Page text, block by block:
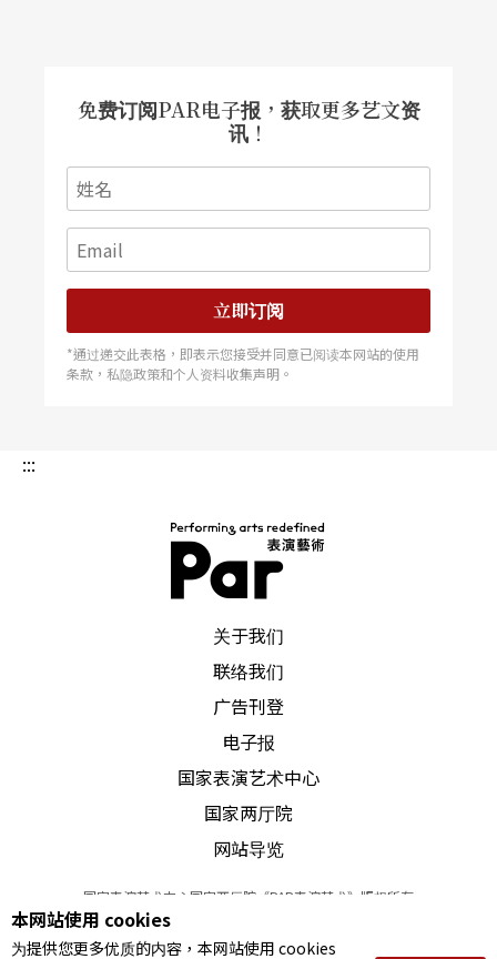
免费订阅PAR电子报，获取更多艺文资
讯！
立即订阅
*通过递交此表格，即表示您接受并同意已阅读本网站的使用
条款，私隐政策和个人资料收集声明。
:::
关于我们
联络我们
广告刊登
电子报
国家表演艺术中心
国家两厅院
网站导览
国家表演艺术中心国家两厅院《PAR表演艺术》版权所有
© 2022Performing arts redefined. All Rights Reserved
统一编号 Tax Id number 00973926
本网站使用 cookies
为提供您更多优质的内容，本网站使用 cookies